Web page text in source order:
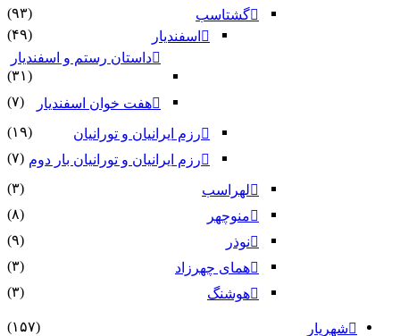
گشتاسب
(۹۳)
اسفندیار
(۴۹)
داستان رستم و اسفندیار
(۳۱)
هفت خوان اسفندیار
(۷)
رزم ایرانیان و تورانیان
(۱۹)
رزم ایرانیان و تورانیان بار دوم (۷)
لهراسب
(۳)
منوچهر
(۸)
نوذر
(۹)
هماى چهرزاد
(۳)
هوشنگ
(۳)
شهریار (۱۵۷)